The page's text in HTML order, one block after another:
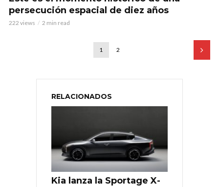
persecución espacial de diez años
222 views 2 min read
1 2
RELACIONADOS
Kia lanza la Sportage X-